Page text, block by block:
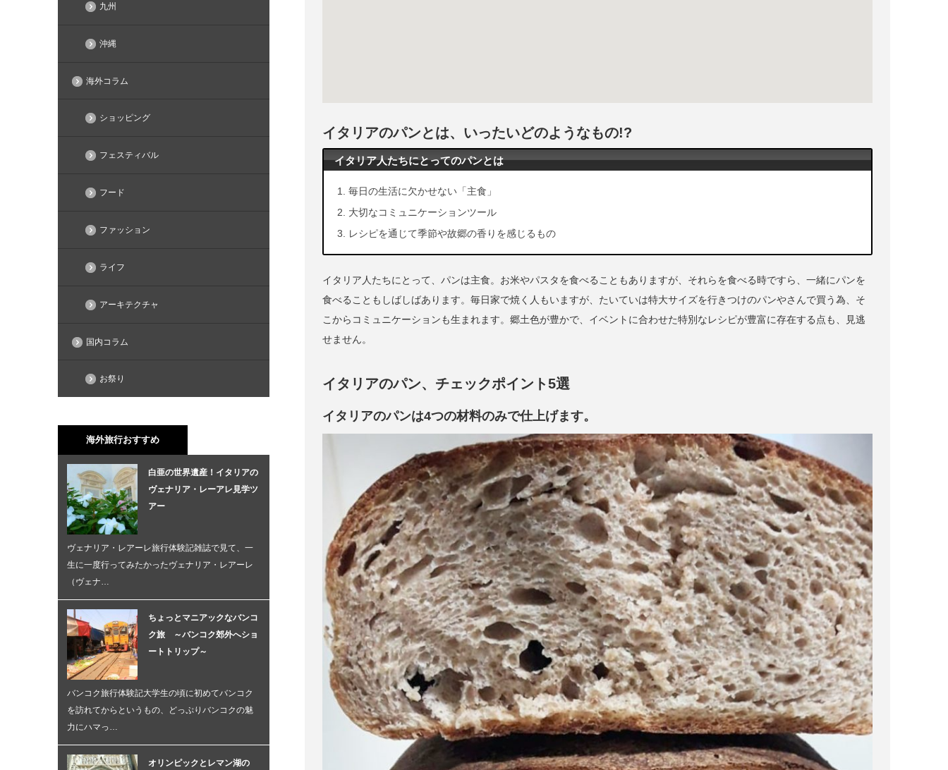
イタリアのパンとは、いったいどのようなもの!?
イタリア人たちにとってのパンとは
毎日の生活に欠かせない「主食」
大切なコミュニケーションツール
レシピを通じて季節や故郷の香りを感じるもの
イタリア人たちにとって、パンは主食。お米やパスタを食べることもありますが、それらを食べる時ですら、一緒にパンを
食べることもしばしばあります。毎日家で焼く人もいますが、たいていは特大サイズを行きつけのパンやさんで買う為、そ
こからコミュニケーションも生まれます。郷土色が豊かで、イベントに合わせた特別なレシピが豊富に存在する点も、見逃
せません。
イタリアのパン、チェックポイント5選
イタリアのパンは4つの材料のみで仕上げます。
九州
沖縄
海外コラム
ショッピング
フェスティバル
フード
ファッション
ライフ
アーキテクチャ
国内コラム
お祭り
海外旅行おすすめ
白亜の世界遺産！イタリアの
ヴェナリア・レーアレ見学ツ
アー
ヴェナリア・レアーレ旅行体験記雑誌で見て、一
生に一度行ってみたかったヴェナリア・レアーレ
（ヴェナ…
ちょっとマニアックなバンコ
ク旅 ～バンコク郊外へショ
ートトリップ～
バンコク旅行体験記大学生の頃に初めてバンコク
を訪れてからというもの、どっぷりバンコクの魅
力にハマっ…
オリンピックとレマン湖の